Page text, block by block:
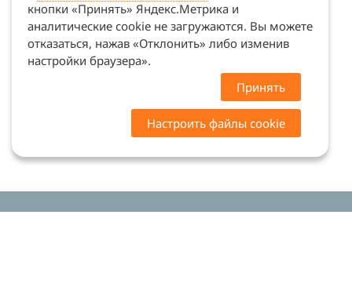
кнопки «Принять» Яндекс.Метрика и
аналитические cookie не загружаются. Вы можете
отказаться, нажав «Отклонить» либо изменив
настройки браузера».
Принять
Настроить файлы cookie